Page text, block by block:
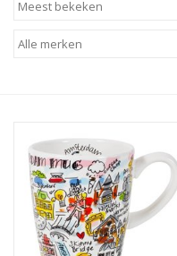
Kinderen
Stationery & Gifts
Sieraden
Hebbedingen